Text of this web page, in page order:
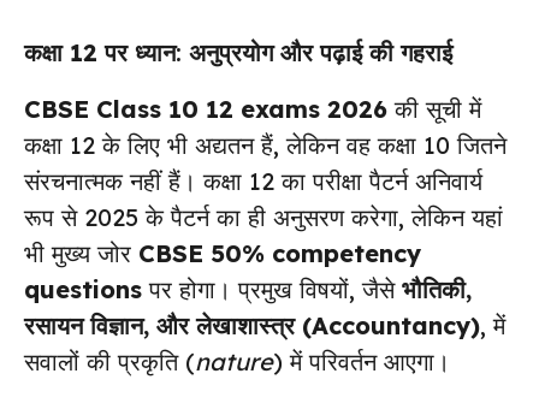
कक्षा 12 पर ध्यान: अनुप्रयोग और पढ़ाई की गहराई
CBSE Class 10 12 exams 2026 की सूची में
कक्षा 12 के लिए भी अद्यतन हैं, लेकिन वह कक्षा 10 जितने
संरचनात्मक नहीं हैं। कक्षा 12 का परीक्षा पैटर्न अनिवार्य
रूप से 2025 के पैटर्न का ही अनुसरण करेगा, लेकिन यहां
भी मुख्य जोर CBSE 50% competency
questions पर होगा। प्रमुख विषयों, जैसे भौतिकी,
रसायन विज्ञान, और लेखाशास्त्र (Accountancy), में
सवालों की प्रकृति (nature) में परिवर्तन आएगा।